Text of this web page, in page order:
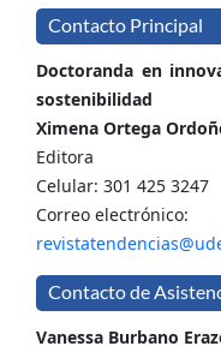
Contacto Principal
Doctoranda en
sostenibilidad
Ximena Ortega
Editora
Celular: 301 425 3247
Correo electrónico:
Contacto de
Vanessa Burbano